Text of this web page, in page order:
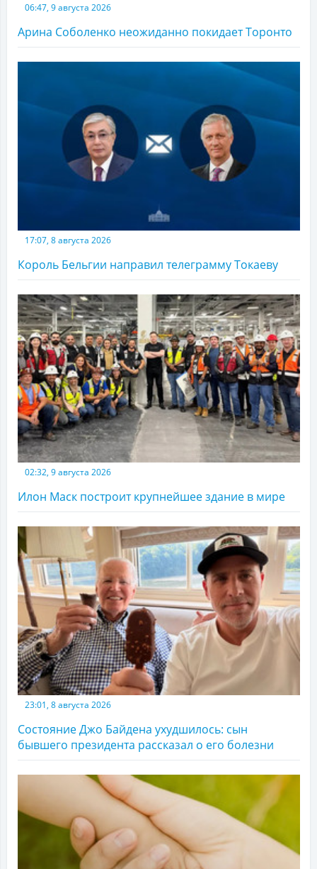
06:47, 9 августа 2026
Арина Соболенко неожиданно покидает Торонто
17:07, 8 августа 2026
Король Бельгии направил телеграмму Токаеву
02:32, 9 августа 2026
Илон Маск построит крупнейшее здание в мире
23:01, 8 августа 2026
Состояние Джо Байдена ухудшилось: сын
бывшего президента рассказал о его болезни